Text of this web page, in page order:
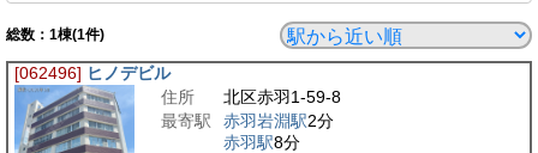
蔵小杉駅など主要エリアに一本で移動できる利便性の高い駅で
す。赤羽駅周辺には、賑やかな繁華街、駅から少し離れると住宅
が多くあります。ただ賃貸オフィスビルの数が少ない上に、利便
性の高い立地なことから安定して賃料相場は高めの水準です。
このページでは、そんな赤羽駅周辺の20～40坪の貸事務所を表示
しています。
総数： 1棟(1件)
[062496] ヒノデビル
住所
北区赤羽1-59-8
最寄駅
赤羽岩淵駅2分
赤羽駅8分